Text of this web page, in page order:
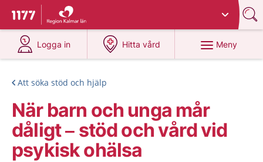
Till startsidan för 1177
Du har valt region
Logga in
på 1177.se
Hitta vård
på 1177.se
Meny
Att söka stöd och hjälp
När barn och unga mår
dåligt – stöd och vård vid
psykisk ohälsa